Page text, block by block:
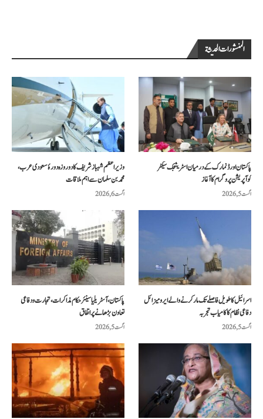
المنشورات الحديثة
وزیراعظم شہباز شریف کا دو روزہ دورۂ سعودی عرب،
محمد بن سلمان سے اہم ملاقات
اگست 6, 2026
پاکستان اور ڈنمارک کے درمیان اسٹریٹجک سیکٹر
کوآپریشن پروگرام کا آغاز
اگست 5, 2026
پاکستان، آسٹریلیا سینئر حکام مذاکرات، تجارت و دفاعی
تعاون بڑھانے پر اتفاق
اگست 5, 2026
اسرائیل کا طویل فاصلے تک مار کرنے والے ایرو میزائل
دفاعی نظام کا کامیاب تجربہ
اگست 5, 2026